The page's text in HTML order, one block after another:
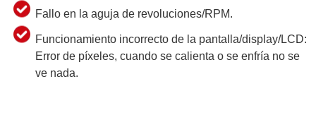
Fallo en la aguja de revoluciones/RPM.
Funcionamiento incorrecto de la pantalla/display/LCD:
Error de píxeles, cuando se calienta o se enfría no se
ve nada.